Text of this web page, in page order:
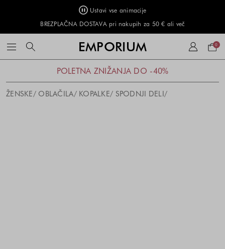
Ustavi vse animacije
BREZPLAČNA DOSTAVA pri nakupih za 50 € ali več
EMPORIUM 0
POLETNA ZNIŽANJA DO -40%
ŽENSKE OBLAČILA KOPALKE SPODNJI DELI